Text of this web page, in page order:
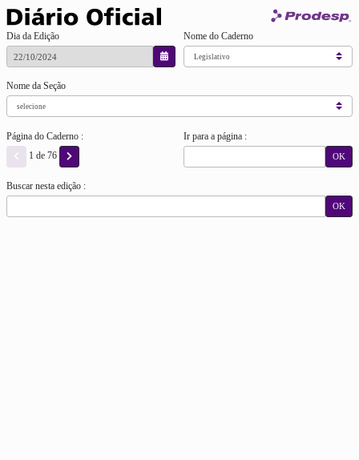
Dia da Edição Nome do Caderno
Nome da Seção
Página do Caderno :
1 de 76
Ir para a página :
OK
Buscar nesta edição :
OK